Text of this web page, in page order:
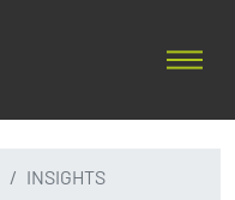
INSIGHTS